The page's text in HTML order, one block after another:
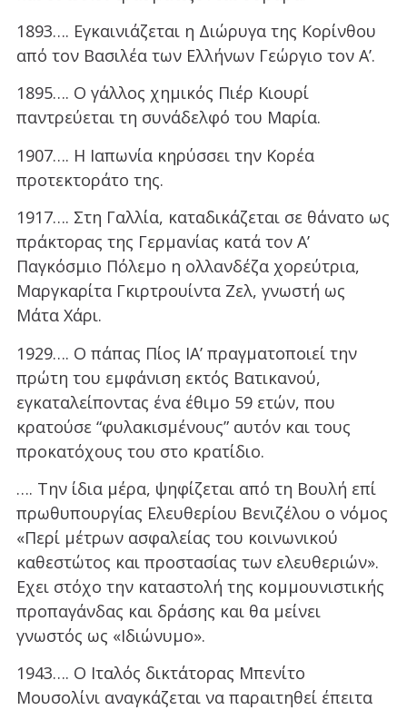
1893…. Εγκαινιάζεται η Διώρυγα της Κορίνθου
από τον Βασιλέα των Ελλήνων Γεώργιο τον Α’.
1895…. Ο γάλλος χημικός Πιέρ Κιουρί
παντρεύεται τη συνάδελφό του Μαρία.
1907…. Η Ιαπωνία κηρύσσει την Κορέα
προτεκτοράτο της.
1917…. Στη Γαλλία, καταδικάζεται σε θάνατο ως
πράκτορας της Γερμανίας κατά τον Α’
Παγκόσμιο Πόλεμο η ολλανδέζα χορεύτρια,
Μαργκαρίτα Γκιρτρουίντα Ζελ, γνωστή ως
Μάτα Χάρι.
1929…. Ο πάπας Πίος ΙΑ’ πραγματοποιεί την
πρώτη του εμφάνιση εκτός Βατικανού,
εγκαταλείποντας ένα έθιμο 59 ετών, που
κρατούσε “φυλακισμένους” αυτόν και τους
προκατόχους του στο κρατίδιο.
…. Την ίδια μέρα, ψηφίζεται από τη Βουλή επί
πρωθυπουργίας Ελευθερίου Βενιζέλου ο νόμος
«Περί μέτρων ασφαλείας του κοινωνικού
καθεστώτος και προστασίας των ελευθεριών».
Εχει στόχο την καταστολή της κομμουνιστικής
προπαγάνδας και δράσης και θα μείνει
γνωστός ως «Ιδιώνυμο».
1943…. Ο Ιταλός δικτάτορας Μπενίτο
Μουσολίνι αναγκάζεται να παραιτηθεί έπειτα